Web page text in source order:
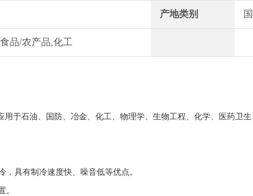
产地类别
品/农产品,化工
于石油、国防、冶金、化工、物理学、生物工程、化学、医药卫
具有制冷速度快、噪音低等优点。
。